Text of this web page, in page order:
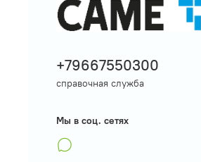
+79667550300
справочная служба
Мы в соц. сетях